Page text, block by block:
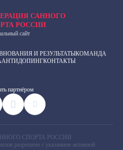
САННОГО
РОССИИ
сайт
И РЕЗУЛЬТАТЫКОМАНДА
АНТИДОПИНГКОНТАКТЫ
партнёром
СПОРТА РОССИИ
разрешено с указанием активной